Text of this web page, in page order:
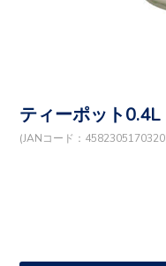
ティーポット
(JANコード：